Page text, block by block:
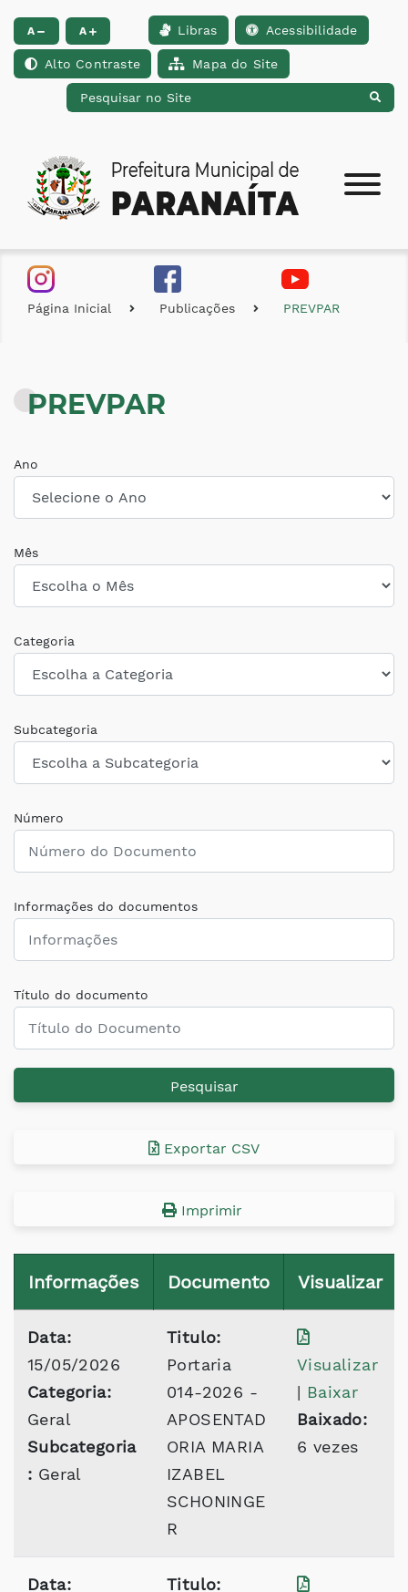
Ir para o conteúdo [alt+1] Ir para o menu [alt+2] Ir para a busca
A A Libras Acessibilidade
Alto Contraste Mapa do Site
Página Inicial Publicações PREVPAR
PREVPAR
Ano
Mês
Categoria
Subcategoria
Número
Informações do documentos
Título do documento
Pesquisar
Exportar CSV
Imprimir
Informações Documento Visualizar
Data:
15/05/2026
Categoria:
Geral
Subcategoria
: Geral
Titulo:
Portaria
014-2026 -
APOSENTAD
ORIA MARIA
IZABEL
SCHONINGE
R
Visualizar
| Baixar
Baixado:
6 vezes
Data:
Titulo: